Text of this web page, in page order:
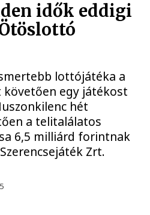
idők eddigi
lottójátéka a
egy játékost
hét
a telitalálatos
6,5 milliárd forintnak
Zrt.